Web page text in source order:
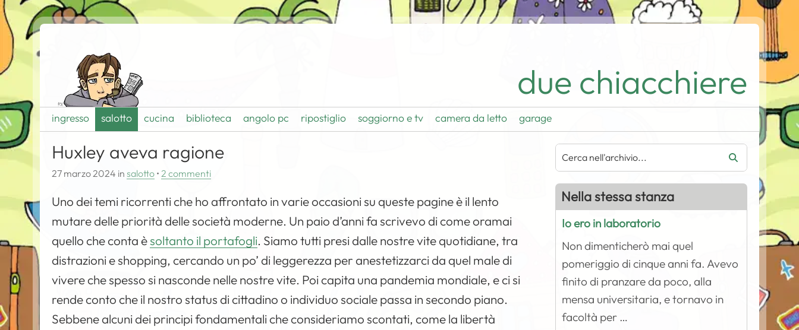
due chiacchiere
ingresso salotto cucina biblioteca angolo pc ripostiglio soggiorno e tv camera da letto garage
Huxley aveva ragione
27 marzo 2024 insalotto • 2 commenti
Uno dei temi ricorrenti che ho affrontato in varie occasioni su queste pagine è il lento
mutare delle priorità delle società moderne. Un paio d’anni fa scrivevo di come oramai
quello che conta èsoltanto il portafogli. Siamo tutti presi dalle nostre vite quotidiane, tra
distrazioni e shopping, cercando un po’ di leggerezza per anestetizzarci da quel male di
vivere che spesso si nasconde nelle nostre vite. Poi capita una pandemia mondiale, e ci si
rende conto che il nostro status di cittadino o individuo sociale passa in secondo piano.
Sebbene alcuni dei principi fondamentali che consideriamo scontati, come la libertà
Nella stessa stanza
Io ero in laboratorio
Non dimenticherò mai quel
pomeriggio di cinque anni fa. Avevo
finito di pranzare da poco, alla
mensa universitaria, e tornavo in
facoltà per …